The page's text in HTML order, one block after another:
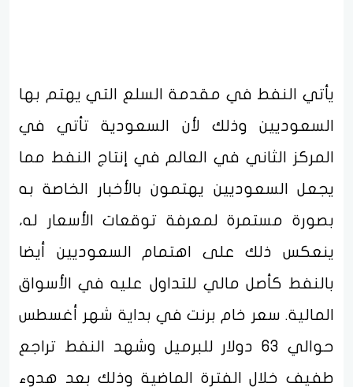
يأتي النفط في مقدمة السلع التي يهتم بها
السعوديين وذلك لأن السعودية تأتي في
المركز الثاني في العالم في إنتاج النفط مما
يجعل السعوديين يهتمون بالأخبار الخاصة به
بصورة مستمرة لمعرفة توقعات الأسعار له،
ينعكس ذلك على اهتمام السعوديين أيضا
بالنفط كأصل مالي للتداول عليه في الأسواق
المالية. سعر خام برنت في بداية شهر أغسطس
حوالي 63 دولار للبرميل وشهد النفط تراجع
طفيف خلال الفترة الماضية وذلك بعد هدوء